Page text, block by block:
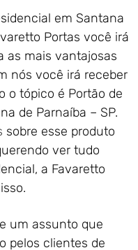
de Garagem de
em Nova Friburgo –
em Santana
Portas você irá
as mais vantajosas
nós você irá receber
o tópico é Portão de
de Parnaíba – SP.
sobre esse produto
ver tudo
a Favaretto
um assunto que
pelos clientes de